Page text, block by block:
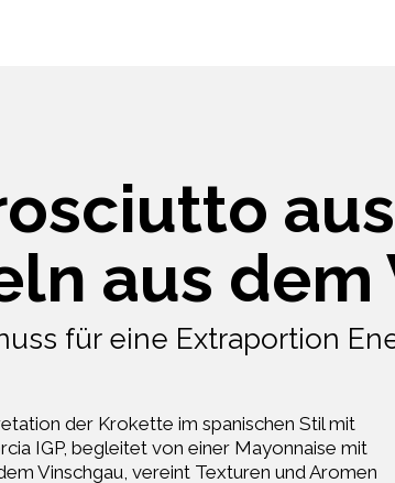
aus
für eine Extraportion
der Krokette im spanischen Stil mit
IGP, begleitet von einer Mayonnaise mit
Vinschgau, vereint Texturen und Aromen